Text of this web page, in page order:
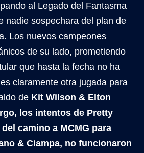
al Legado del Fantasma
nadie sospechara del plan de
Los nuevos campeones
de su lado, prometiendo
que hasta la fecha no ha
claramente otra jugada para
de Kit Wilson & Elton
los intentos de Pretty
camino a MCMG para
& Ciampa, no funcionaron